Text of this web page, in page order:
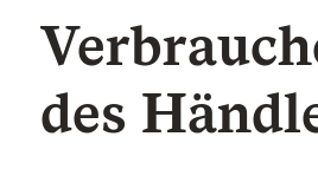
des